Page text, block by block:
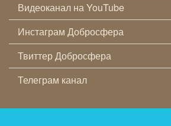
Видеоканал на YouTube
Инстаграм Добросфера
Твиттер Добросфера
Телеграм канал